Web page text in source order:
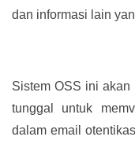
dan informasi lain
Sistem OSS ini
tunggal untuk
dalam email